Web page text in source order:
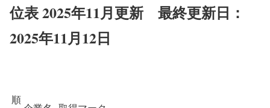
位表 2025年11月更新 最終更新日：
2025年11月12日
順